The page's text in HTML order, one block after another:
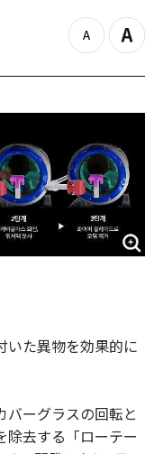
z
o
o
t
Z
o
i
いた異物を効果的に
ーグラスの回転と
除去する「ローテー